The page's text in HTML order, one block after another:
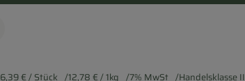
6,39 €/ Stück 12,78 €/ 1kg 7% MwSt Handelsklasse II